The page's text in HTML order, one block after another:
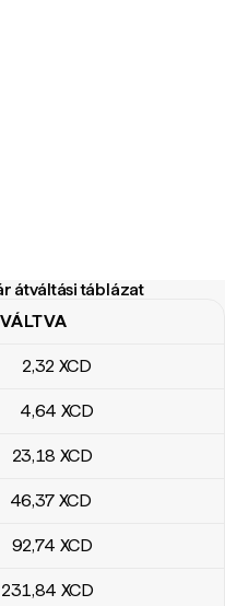
átváltási táblázat
táblázat
2,32 XCD
4,64 XCD
23,18 XCD
46,37 XCD
92,74 XCD
231,84 XCD